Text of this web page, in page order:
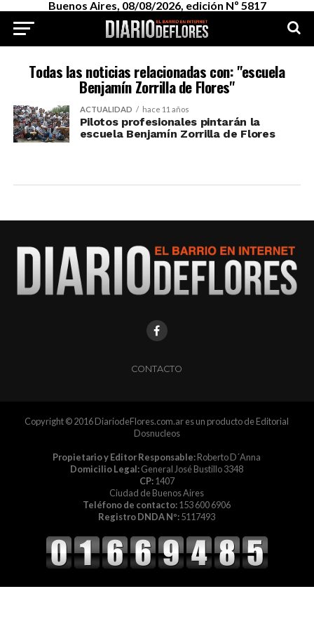
Buenos Aires, 08/08/2026, edición Nº 5817
Todas las noticias relacionadas con: "escuela
Benjamín Zorrilla de Flores"
ACTUALIDAD hace 11 años
Pilotos profesionales pintarán la
escuela Benjamín Zorrilla de Flores
CONTACTO
Copyright © 2016 DiariodeFlores.com.ar es un producto de Editorial
Dosnucleos
Propietario y Editor Responsable:Roberto D´Anna
Domicilio Legal:General José Bustillo 3348
CP:1407
Ciudad de Buenos Aires
Teléfono de contacto:153 600 6906
Registro DNDA Nº:5117493